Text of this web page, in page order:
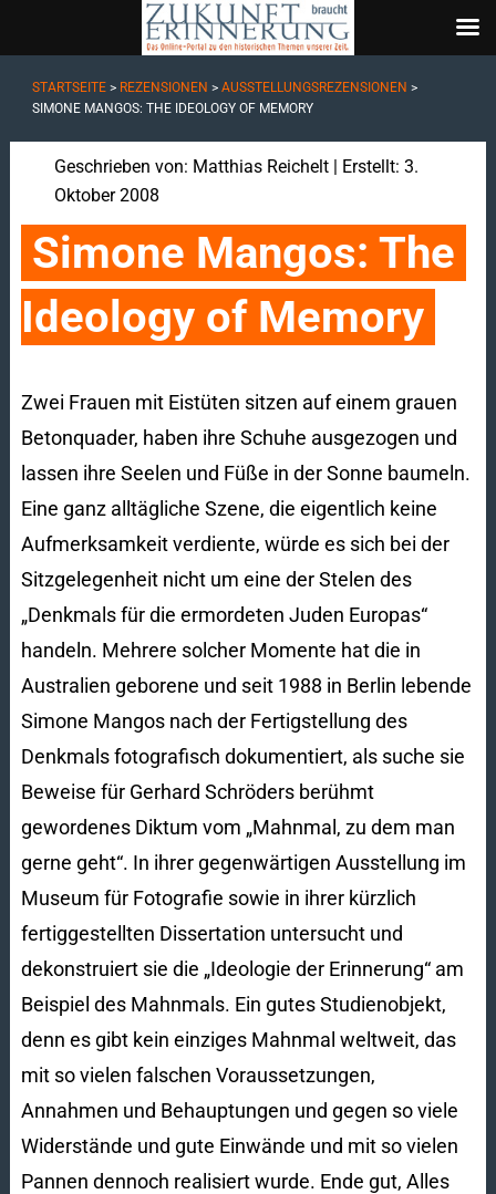
STARTSEITE> REZENSIONEN > AUSSTELLUNGSREZENSIONEN >
SIMONE MANGOS: THE IDEOLOGY OF MEMORY
Geschrieben von: Matthias Reichelt| Erstellt: 3.
Oktober 2008
Simone Mangos: The
Ideology of Memory
Zwei Frauen mit Eistüten sitzen auf einem grauen
Betonquader, haben ihre Schuhe ausgezogen und
lassen ihre Seelen und Füße in der Sonne baumeln.
Eine ganz alltägliche Szene, die eigentlich keine
Aufmerksamkeit verdiente, würde es sich bei der
Sitzgelegenheit nicht um eine der Stelen des
„Denkmals für die ermordeten Juden Europas“
handeln. Mehrere solcher Momente hat die in
Australien geborene und seit 1988 in Berlin lebende
Simone Mangos nach der Fertigstellung des
Denkmals fotografisch dokumentiert, als suche sie
Beweise für Gerhard Schröders berühmt
gewordenes Diktum vom „Mahnmal, zu dem man
gerne geht“. In ihrer gegenwärtigen Ausstellung im
Museum für Fotografie sowie in ihrer kürzlich
fertiggestellten Dissertation untersucht und
dekonstruiert sie die „Ideologie der Erinnerung“ am
Beispiel des Mahnmals. Ein gutes Studienobjekt,
denn es gibt kein einziges Mahnmal weltweit, das
mit so vielen falschen Voraussetzungen,
Annahmen und Behauptungen und gegen so viele
Widerstände und gute Einwände und mit so vielen
Pannen dennoch realisiert wurde. Ende gut, Alles